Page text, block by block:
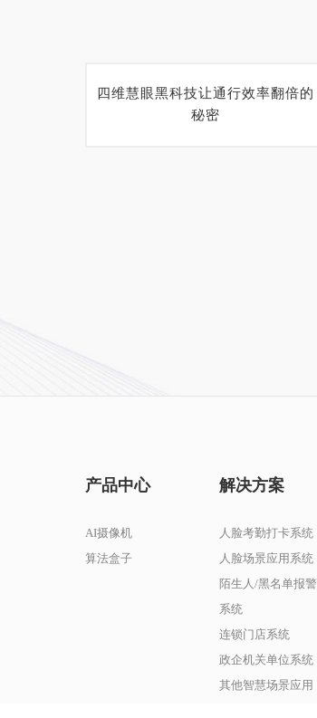
四维慧眼黑科技让通行效率翻倍的
秘密
产品中心
AI摄像机
算法盒子
解决方案
人脸考勤打卡系统
人脸场景应用系统
陌生人/黑名单报警
系统
连锁门店系统
政企机关单位系统
其他智慧场景应用